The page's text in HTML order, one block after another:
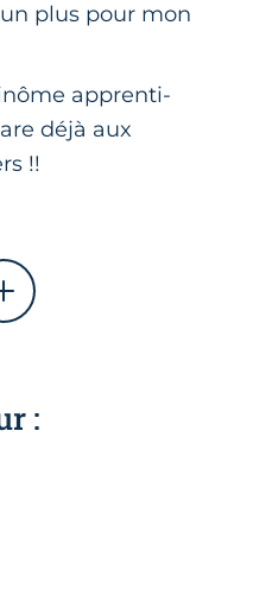
plus pour mon
apprenti-
déjà aux
!!
SHOW MORE
: